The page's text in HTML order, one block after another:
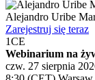
Alejandro Uribe
Zarejestruj się teraz
1CE
Webinarium na
czw. 27 sierpnia